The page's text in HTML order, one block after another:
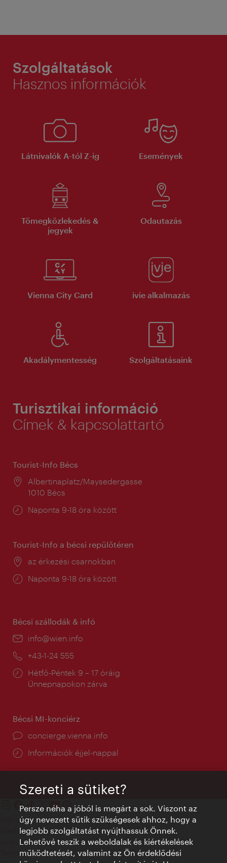
Szolgáltatások
Hasznos információk
Látnivalók A-tól Z-ig Események
Tömegközlekedés &
jegyek
Odautazás
Vienna City Card ivie alkalmazás
Akadálymentesség Szolgáltatásaink
Turisztikai információ
Címek & kapcsolattartó
Tourist-Info Bécs
Helyszín:
Albertinaplatz/Maysedergasse
1010 Bécs
Nyitva
Naponta 9-18 óra között
Tourist-Info a bécsi repülőtéren
Helyszín:
az érkezési csarnokban
Nyitva
Naponta 9-18 óra között
Bécsi szállodák & infó
E-
info@wien.info
Telefon:
+43-1-24 555
Nyitva
tartás:
Hétfő-Péntek 9 – 17 óráig
Ünnepnapokon zárva
Bécsi MI-konciérz
concierge.vienna.info
Információk éjjel-nappal
Kapcsolat
Credits
Adatvédelmi nyilatkozat
Terms of Use
Szereti a sütiket?
Persze néha a jóból is megárt a sok. Viszont az
úgy nevezett sütik szükségesek ahhoz, hogy a
legjobb szolgáltatást nyújthassuk Önnek.
Lehetővé teszik a weboldalak és kiértékelések
működtetését, valamint az Ön érdeklődési